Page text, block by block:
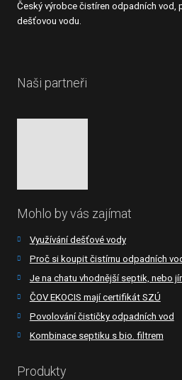
Český výrobce čistíren odpadních vod,
dešťovou vodu.
Naši partneři
Mohlo by vás zajímat
Využívání dešťové vody
Proč si koupit čistírnu odpadních
Je na chatu vhodnější septik, nebo
ČOV EKOCIS mají certifikát SZÚ
Povolování čističky odpadních vod
Kombinace septiku s bio. filtrem
Produkty